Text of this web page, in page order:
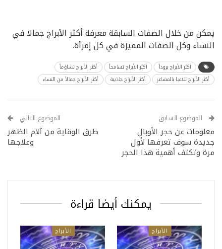
يمكن من خلال الصفات السابقة معرفة أكثر الأبراج جمالا في
النساء وكل الصفات المميزة في كل إمرأة.
أكثر الأبراج بروداً أكثر الأبراج تسامحاً
أكثر الأبراج تشاؤماً
أكثر الأبراج تلاعبا بالمشاعر
أكثر الأبراج جاذبية أكثر الأبراج جمالاً من النساء
الموضوع السابق
معلومات عن حجر الأوبال
جديدة سوف تعرفها لأول
مرة وتكتف أهمية هذا الحجر
الموضوع التالي
طرق الوقاية من آلام الظهر
وعلاجها
يمكنك أيضا قراءة
الأبراج الأبراج